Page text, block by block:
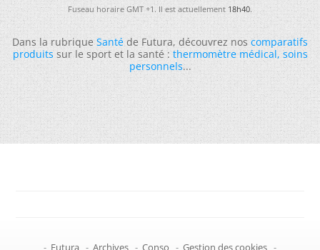
Fuseau horaire GMT +1. Il est actuellement 18h40.
Dans la rubriqueSantéde Futura, découvrez noscomparatifs
produitssur le sport et la santé :thermomètre médical,soins
personnels...
- Futura - Archives - Conso - Gestion des cookies -